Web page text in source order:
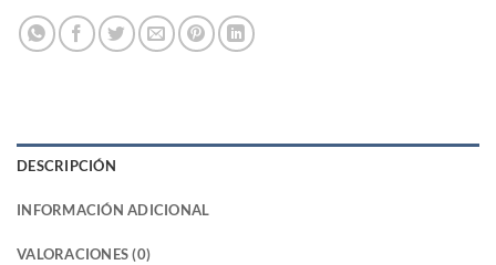
DESCRIPCIÓN
INFORMACIÓN ADICIONAL
VALORACIONES (0)